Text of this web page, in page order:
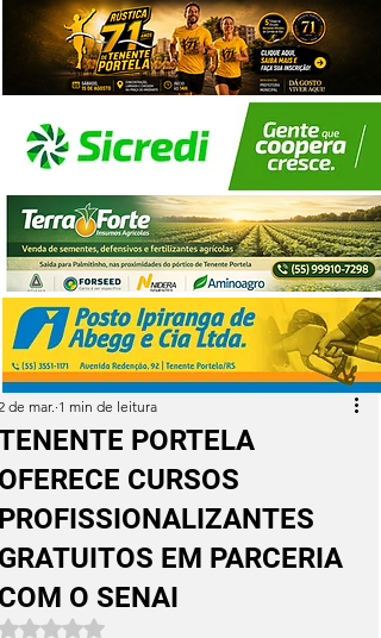
PORTELA
CURSOS
EM PARCERIA
O SENAI
de mar. 1 min de leitura
Avaliado com NaN de 5 estrelas.